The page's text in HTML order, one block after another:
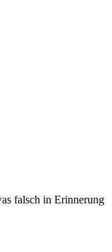
falsch in Erinnerung